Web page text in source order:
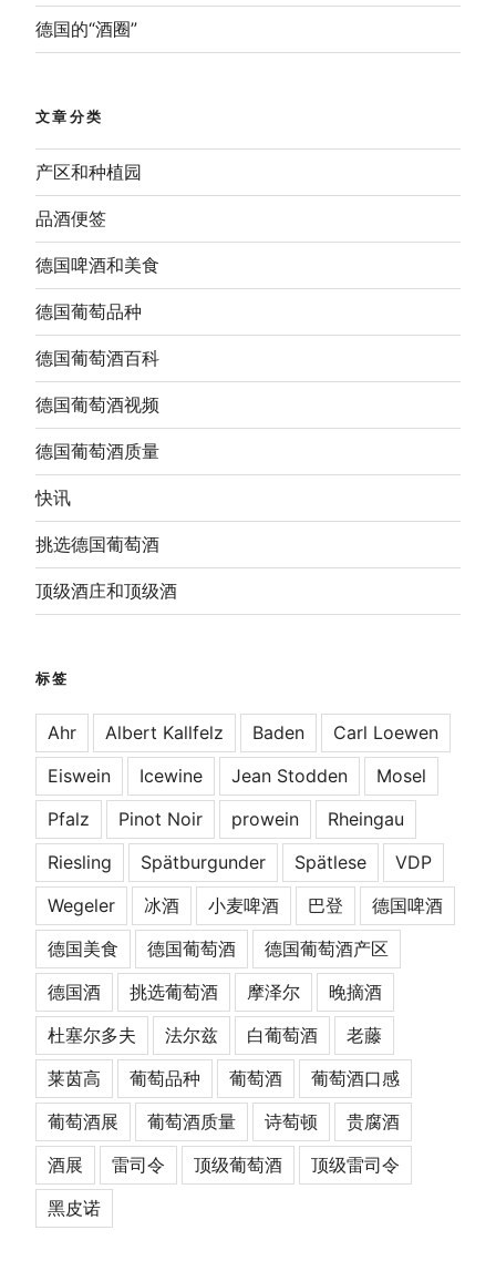
德国的“酒圈”
文章分类
产区和种植园
品酒便签
德国啤酒和美食
德国葡萄品种
德国葡萄酒百科
德国葡萄酒视频
德国葡萄酒质量
快讯
挑选德国葡萄酒
顶级酒庄和顶级酒
标签
Ahr Albert Kallfelz Baden
Carl Loewen
Eiswein
Icewine Jean Stodden
Mosel
Pfalz
Pinot Noir prowein
Rheingau
Riesling
Spätburgunder Spätlese
VDP
Wegeler
冰酒 小麦啤酒 巴登
德国啤酒
德国美食
德国葡萄酒
德国葡萄酒产区
德国酒
挑选葡萄酒 摩泽尔
晚摘酒
杜塞尔多夫
法尔兹 白葡萄酒
老藤
莱茵高
葡萄品种 葡萄酒
葡萄酒口感
葡萄酒展
葡萄酒质量 诗萄顿
贵腐酒
酒展
雷司令 顶级葡萄酒
顶级雷司令
黑皮诺